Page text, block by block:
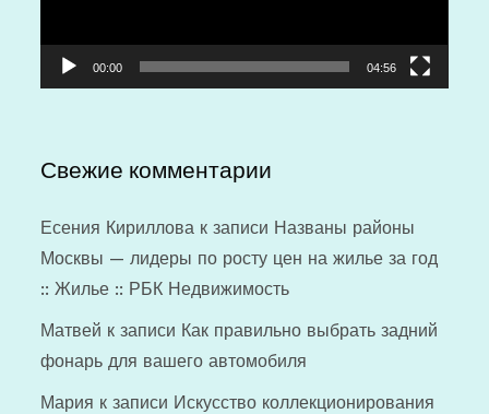
00:00 04:56
Свежие комментарии
Есения Кириллова к записи Названы районы
Москвы — лидеры по росту цен на жилье за год
:: Жилье :: РБК Недвижимость
Матвей к записи Как правильно выбрать задний
фонарь для вашего автомобиля
Мария к записи Искусство коллекционирования